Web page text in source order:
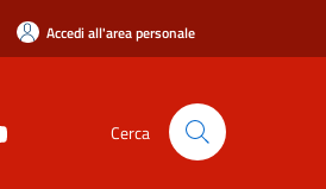
Accedi all'area personale
Cerca